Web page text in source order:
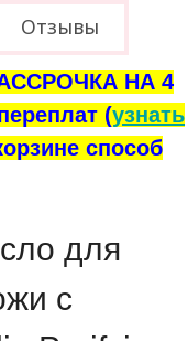
Отзывы
НА 4
(узнать
способ
для
с